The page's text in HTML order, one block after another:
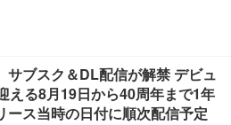
サブスク＆DL配信が解禁 デビュ
える8月19日から40周年まで1年
ース当時の日付に順次配信予定